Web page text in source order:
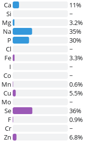
Ca
11%
Si
~
Mg
3.2%
Na
35%
P
30%
Cl
~
Fe
3.3%
I
~
Co
~
Mn
0.6%
Cu
5.5%
Mo
~
Se
36%
F
0.9%
Cr
~
Zn
6.8%